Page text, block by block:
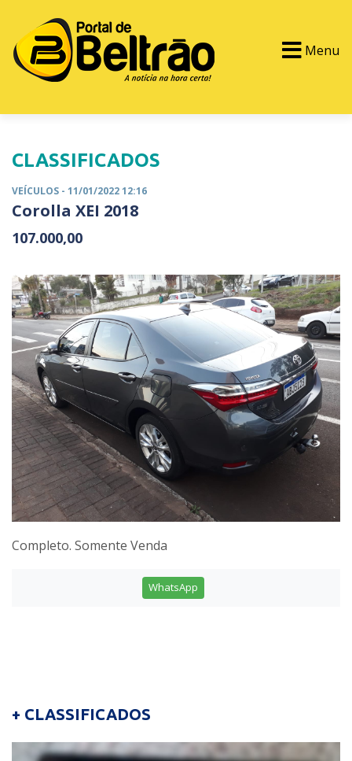
Menu
CLASSIFICADOS
VEÍCULOS - 11/01/2022 12:16
Corolla XEI 2018
107.000,00
Completo. Somente Venda
WhatsApp
+ CLASSIFICADOS